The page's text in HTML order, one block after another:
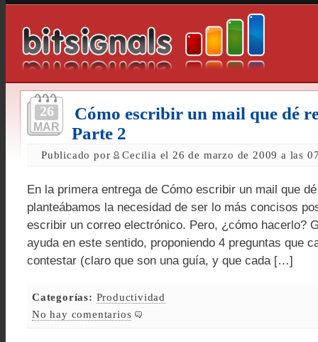
26
MAR
Cómo escribir un mail que dé
Parte 2
Publicado por Cecilia el 26 de marzo de 2009 a las
En la primera entrega de Cómo escribir un mail que
planteábamos la necesidad de ser lo más concisos
escribir un correo electrónico. Pero, ¿cómo hacerlo?
ayuda en este sentido, proponiendo 4 preguntas que
contestar (claro que son una guía, y que cada […]
Categorías: Productividad
No hay comentarios